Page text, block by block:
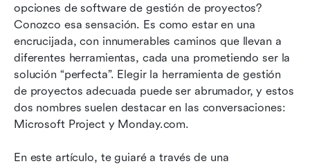
opciones de software de gestión de proyectos?
Conozco esa sensación. Es como estar en una
encrucijada, con innumerables caminos que llevan a
diferentes herramientas, cada una prometiendo ser la
solución “perfecta”. Elegir la herramienta de gestión
de proyectos adecuada puede ser abrumador, y estos
dos nombres suelen destacar en las conversaciones:
Microsoft Project y Monday.com.
En este artículo, te guiaré a través de una
Microsoft Project vs. Monday.com: Descifrando
el conjunto de funciones
Navegando la elección: ¿Qué herramienta es la
ideal para ti?
A una solución de gestión de proyectos que une
a los equipos
Conclusión